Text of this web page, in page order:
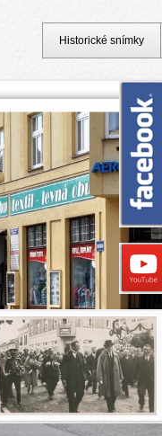
Historické snímky